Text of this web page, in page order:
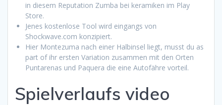
in diesem Reputation Zumba bei keramiken im Play
Store.
Jenes kostenlose Tool wird eingangs von
Shockwave.com konzipiert.
Hier Montezuma nach einer Halbinsel liegt, musst du as
part of ihr ersten Variation zusammen mit den Orten
Puntarenas und Paquera die eine Autofähre vorteil.
Spielverlaufs video